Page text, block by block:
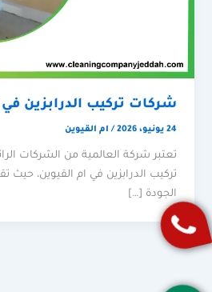
شركات تركيب الدرابزين في
24 يونيو، 2026 / ام القيوين
تعتبر شركة العالمية من الشركات
تركيب الدرابزين في ام القيوين، حيث
الجودة […]